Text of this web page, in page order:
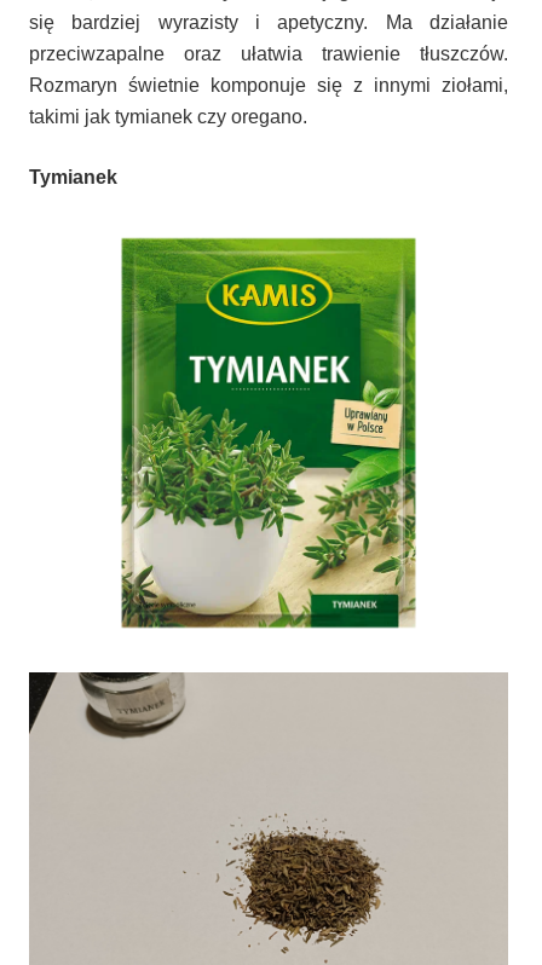
się bardziej wyrazisty i apetyczny. Ma działanie
przeciwzapalne oraz ułatwia trawienie tłuszczów.
Rozmaryn świetnie komponuje się z innymi ziołami,
takimi jak tymianek czy oregano.
Tymianek